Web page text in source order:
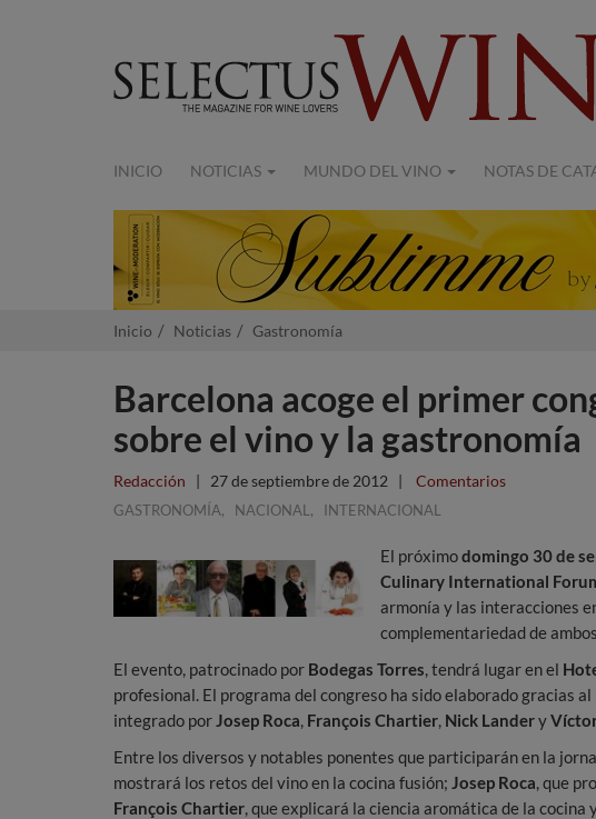
INICIO NOTICIAS MUNDO DEL VINO NOTAS DE
Inicio Noticias Gastronomía
Barcelona acoge el primer
sobre el vino y la gastronomía
Redacción | 27 de septiembre de 2012 | Comentarios
GASTRONOMÍA, NACIONAL , INTERNACIONAL
El próximodomingo 30 de
Culinary International
armonía y las interacciones
complementariedad de
El evento, patrocinado por Bodegas Torres,tendrá lugar en el
profesional. El programa del congreso ha sido elaborado gracias
integrado porJosep Roca, François Chartier, Nick Landery
Entre los diversos y notables ponentes que participarán en la
mostrará los retos del vino en la cocina fusión; Josep Roca, que
François Chartier, que explicará la ciencia aromática de la cocina